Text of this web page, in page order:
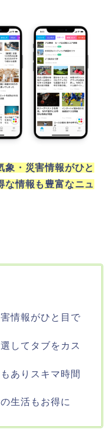
象・災害情報がひと
な情報も豊富なニュ
情報がひと目で
してタブをカス
ありスキマ時間
生活もお得に